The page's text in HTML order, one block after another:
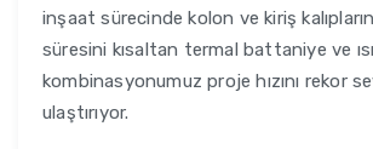
inşaat sürecinde kolon ve kiriş
süresini kısaltan termal battaniye ve
kombinasyonumuz proje hızını rekor
ulaştırıyor.